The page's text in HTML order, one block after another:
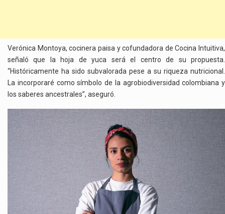
Verónica Montoya, cocinera paisa y cofundadora de Cocina Intuitiva,
señaló que la hoja de yuca será el centro de su propuesta.
“Históricamente ha sido subvalorada pese a su riqueza nutricional.
La incorporaré como símbolo de la agrobiodiversidad colombiana y
los saberes ancestrales”, aseguró.